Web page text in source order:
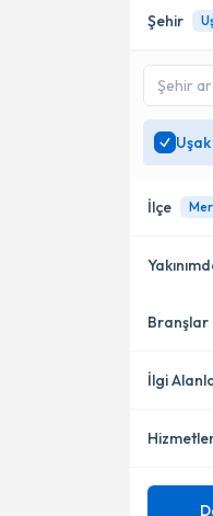
Şehir
Uşak
İlçe
Branşlar
İlgi
Mezuniyet